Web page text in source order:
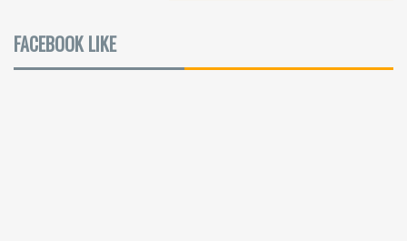
FACEBOOK LIKE